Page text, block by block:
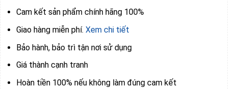
Cam kết sản phẩm chính hãng 100%
Giao hàng miễn phí. Xem chi tiết
Bảo hành, bảo trì tận nơi sử dụng
Giá thành cạnh tranh
Hoàn tiền 100% nếu không làm đúng cam kết